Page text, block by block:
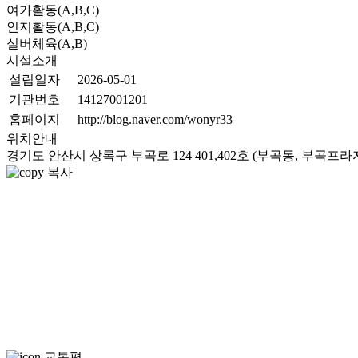
여가활동(A,B,C)
인지활동(A,B,C)
실버체육(A,B)
시설소개
설립일자
2026-05-01
기관번호
14127001201
홈페이지
http://blog.naver.com/wonyr33
위치안내
경기도 안산시 상록구 부곡로 124 401,402호 (부곡동, 부곡프라
복사